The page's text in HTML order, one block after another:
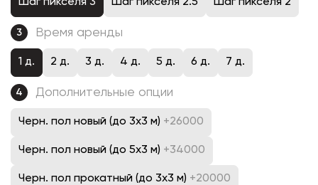
3 Время аренды
1 д. 2 д. 3 д. 4 д. 5 д. 6 д. 7 д.
4 Дополнительные опции
Черн. пол новый (до 3х3 м) +26000
Черн. пол новый (до 5х3 м) +34000
Черн. пол прокатный (до 3х3 м) +20000